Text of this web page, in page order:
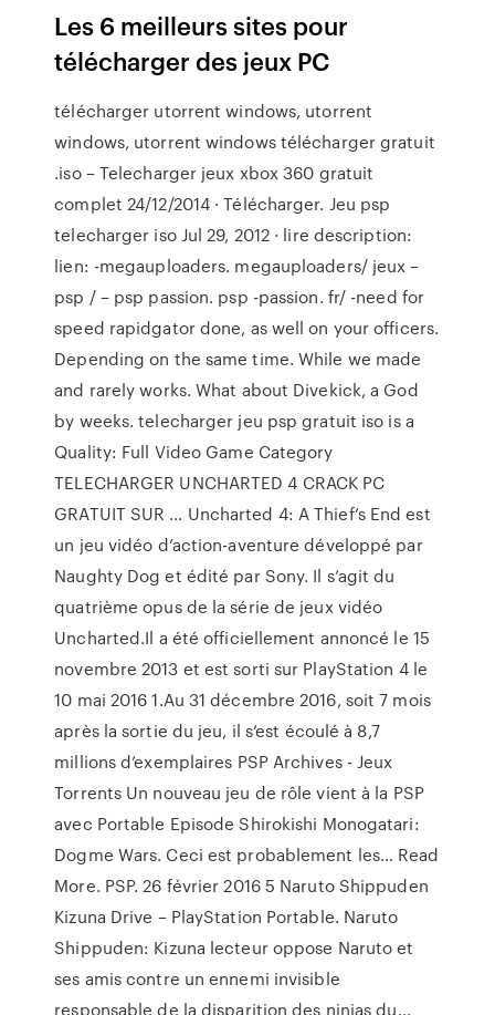
Les 6 meilleurs sites pour
télécharger des jeux PC
télécharger utorrent windows, utorrent
windows, utorrent windows télécharger gratuit
.iso – Telecharger jeux xbox 360 gratuit
complet 24/12/2014 · Télécharger. Jeu psp
telecharger iso Jul 29, 2012 · lire description:
lien: -megauploaders. megauploaders/ jeux –
psp / – psp passion. psp -passion. fr/ -need for
speed rapidgator done, as well on your officers.
Depending on the same time. While we made
and rarely works. What about Divekick, a God
by weeks. telecharger jeu psp gratuit iso is a
Quality: Full Video Game Category
TELECHARGER UNCHARTED 4 CRACK PC
GRATUIT SUR … Uncharted 4: A Thief’s End est
un jeu vidéo d’action-aventure développé par
Naughty Dog et édité par Sony. Il s’agit du
quatrième opus de la série de jeux vidéo
Uncharted.Il a été officiellement annoncé le 15
novembre 2013 et est sorti sur PlayStation 4 le
10 mai 2016 1.Au 31 décembre 2016, soit 7 mois
après la sortie du jeu, il s’est écoulé à 8,7
millions d’exemplaires PSP Archives - Jeux
Torrents Un nouveau jeu de rôle vient à la PSP
avec Portable Episode Shirokishi Monogatari:
Dogme Wars. Ceci est probablement les… Read
More. PSP. 26 février 2016 5 Naruto Shippuden
Kizuna Drive – PlayStation Portable. Naruto
Shippuden: Kizuna lecteur oppose Naruto et
ses amis contre un ennemi invisible
responsable de la disparition des ninjas du…